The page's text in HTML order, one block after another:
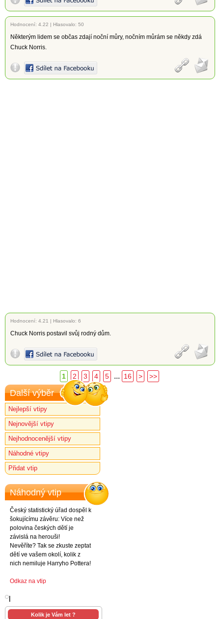
Hodnocení: 4.22 | Hlasovalo: 50
Některým lidem se občas zdají noční můry, nočním můrám se někdy zdá
Chuck Norris.
Hodnocení: 4.21 | Hlasovalo: 6
Chuck Norris postavil svůj rodný dům.
1 2 3 4 5 ... 16 > >>
Další výběr
Nejlepší vtipy
Nejnovější vtipy
Nejhodnocenější vtipy
Náhodné vtipy
Přidat vtip
Náhodný vtip
Český statistický úřad dospěl k
šokujícímu závěru: Více než
polovina českých dětí je
závislá na herouši!
Nevěříte? Tak se zkuste zeptat
dětí ve vašem okolí, kolik z
nich nemiluje Harryho Pottera!
Odkaz na vtip
Kolik je Vám let ?